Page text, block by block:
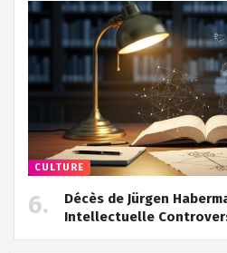
CULTURE
Décès de Jürgen
Intellectuelle